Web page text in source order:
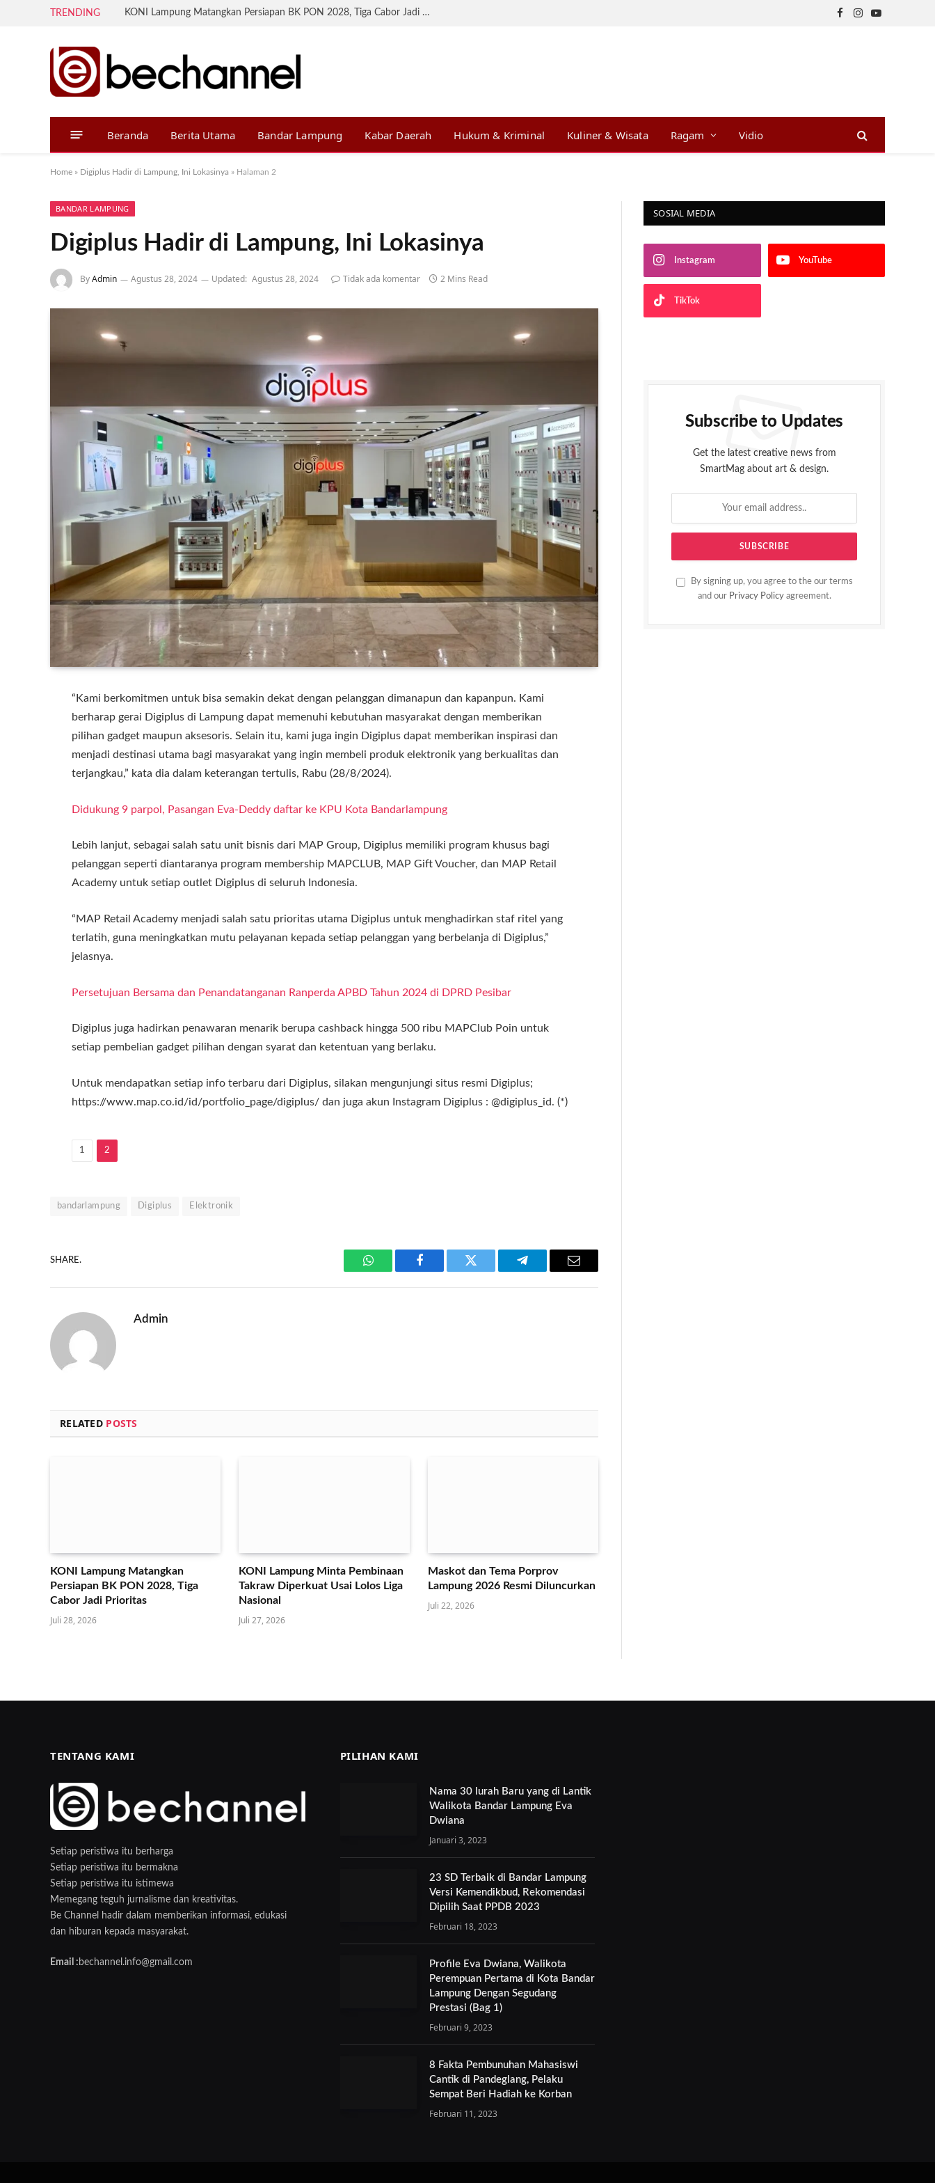
TRENDING KONI Lampung Matangkan Persiapan BK PON 2028, Tiga Cabor Jadi Prioritas
Facebook
Instagram
YouTube
Beranda Berita Utama Bandar Lampung Kabar Daerah Hukum & Kriminal Kuliner & Wisata Ragam Vidio
Home » Digiplus Hadir di Lampung, Ini Lokasinya » Halaman 2
BANDAR LAMPUNG
Digiplus Hadir di Lampung, Ini Lokasinya
ByAdmin Agustus 28, 2024 Updated: Agustus 28, 2024 Tidak ada komentar 2 Mins Read
“Kami berkomitmen untuk bisa semakin dekat dengan pelanggan dimanapun dan kapanpun. Kami
berharap gerai Digiplus di Lampung dapat memenuhi kebutuhan masyarakat dengan memberikan
pilihan gadget maupun aksesoris. Selain itu, kami juga ingin Digiplus dapat memberikan inspirasi dan
menjadi destinasi utama bagi masyarakat yang ingin membeli produk elektronik yang berkualitas dan
terjangkau,” kata dia dalam keterangan tertulis, Rabu (28/8/2024).
Didukung 9 parpol, Pasangan Eva-Deddy daftar ke KPU Kota Bandarlampung
Lebih lanjut, sebagai salah satu unit bisnis dari MAP Group, Digiplus memiliki program khusus bagi
pelanggan seperti diantaranya program membership MAPCLUB, MAP Gift Voucher, dan MAP Retail
Academy untuk setiap outlet Digiplus di seluruh Indonesia.
“MAP Retail Academy menjadi salah satu prioritas utama Digiplus untuk menghadirkan staf ritel yang
terlatih, guna meningkatkan mutu pelayanan kepada setiap pelanggan yang berbelanja di Digiplus,”
jelasnya.
Persetujuan Bersama dan Penandatanganan Ranperda APBD Tahun 2024 di DPRD Pesibar
Digiplus juga hadirkan penawaran menarik berupa cashback hingga 500 ribu MAPClub Poin untuk
setiap pembelian gadget pilihan dengan syarat dan ketentuan yang berlaku.
Untuk mendapatkan setiap info terbaru dari Digiplus, silakan mengunjungi situs resmi Digiplus;
https://www.map.co.id/id/portfolio_page/digiplus/ dan juga akun Instagram Digiplus : @digiplus_id. (*)
1 2
bandarlampung Digiplus Elektronik
SHARE.
WhatsAppFacebook Twitter Telegram Email
Admin
RELATED POSTS
KONI Lampung Matangkan
Persiapan BK PON 2028, Tiga
Cabor Jadi Prioritas
Juli 28, 2026
KONI Lampung Minta Pembinaan
Takraw Diperkuat Usai Lolos Liga
Nasional
Juli 27, 2026
Maskot dan Tema Porprov
Lampung 2026 Resmi Diluncurkan
Juli 22, 2026
SOSIAL MEDIA
Instagram YouTube
TikTok
Subscribe to Updates
Get the latest creative news from
SmartMag about art & design.
By signing up, you agree to the our terms
and our Privacy Policyagreement.
TENTANG KAMI
Setiap peristiwa itu berharga
Setiap peristiwa itu bermakna
Setiap peristiwa itu istimewa
Memegang teguh jurnalisme dan kreativitas.
Be Channel hadir dalam memberikan informasi, edukasi
dan hiburan kepada masyarakat.
Email : bechannel.info@gmail.com
PILIHAN KAMI
Nama 30 lurah Baru yang di Lantik
Walikota Bandar Lampung Eva
Dwiana
Januari 3, 2023
23 SD Terbaik di Bandar Lampung
Versi Kemendikbud, Rekomendasi
Dipilih Saat PPDB 2023
Februari 18, 2023
Profile Eva Dwiana, Walikota
Perempuan Pertama di Kota Bandar
Lampung Dengan Segudang
Prestasi (Bag 1)
Februari 9, 2023
8 Fakta Pembunuhan Mahasiswi
Cantik di Pandeglang, Pelaku
Sempat Beri Hadiah ke Korban
Februari 11, 2023